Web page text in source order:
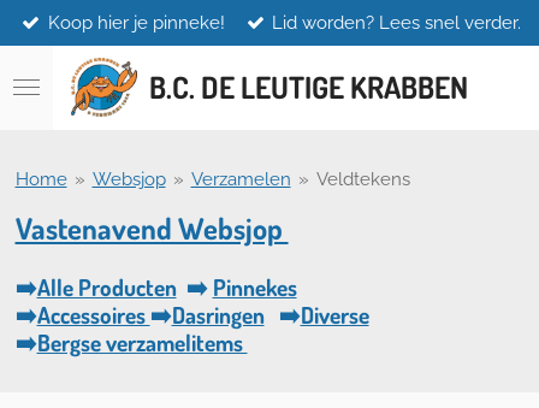
Ga
direct
naar
B.C. DE LEUTIGE KRABBEN
Koop hier je pinneke! Lid worden? Lees snel verder.
Home » Websjop » Verzamelen » Veldtekens
Vastenavend Websjop
➡️Alle Producten ➡️ Pinnekes
➡️Accessoires ➡️Dasringen ➡️Diverse
➡️Bergse verzamelitems